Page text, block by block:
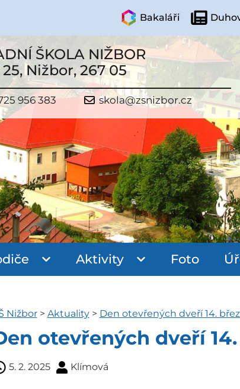
Bakaláři
ŠKOLA NIŽBOR
Nižbor, 267 05
956 383 skola@zsnizbor.cz
Aktivity Foto
Nižbor> Aktuality> Den otevřených dveří 14.
otevřených dveří
5. 2. 2025 Klímová